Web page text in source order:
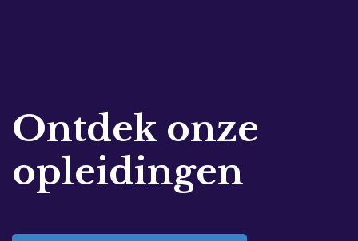
Ontdek onze
opleidingen